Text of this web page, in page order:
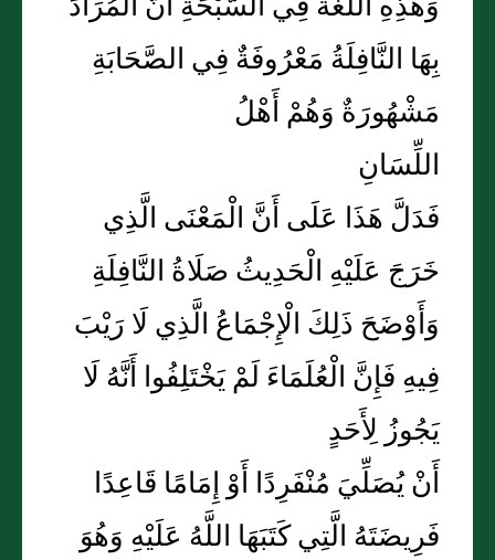
بِهَا النَّافِلَةُ مَعْرُوفَةٌ فِي الصَّحَابَةِ
مَشْهُورَةٌ وَهُمْ أَهْلُ
اللِّسَانِ
فَدَلَّ هَذَا عَلَى أَنَّ الْمَعْنَى الَّذِي
خَرَجَ عَلَيْهِ الْحَدِيثُ صَلَاةُ النَّافِلَةِ
وَأَوْضَحَ ذَلِكَ الْإِجْمَاعُ الَّذِي لَا رَيْبَ
فِيهِ فَإِنَّ الْعُلَمَاءَ لَمْ يَخْتَلِفُوا أَنَّهُ لَا
يَجُوزُ لِأَحَدٍ
أَنْ يُصَلِّيَ مُنْفَرِدًا أَوْ إِمَامًا قَاعِدًا
فَرِيضَتَهُ الَّتِي كَتَبَهَا اللَّهُ عَلَيْهِ وَهُوَ